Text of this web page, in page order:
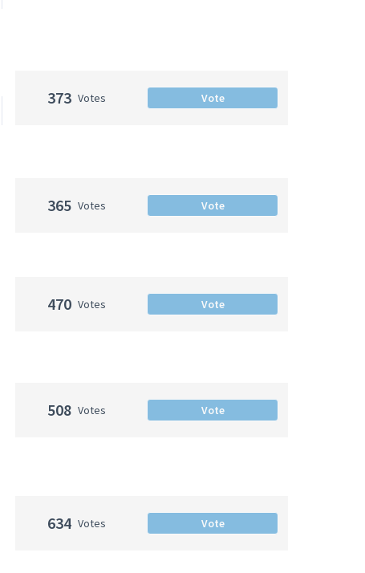
373 Votes Vote
365 Votes Vote
470 Votes Vote
508 Votes Vote
634 Votes Vote